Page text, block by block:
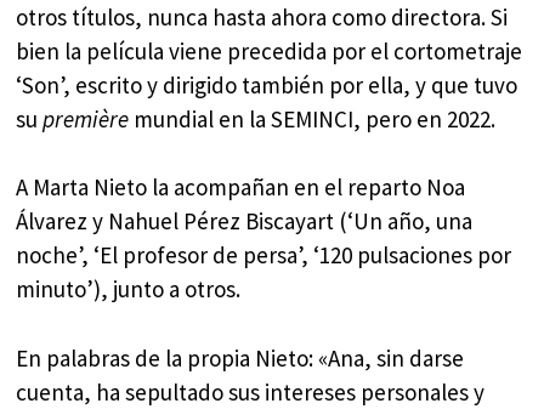
otros títulos, nunca hasta ahora como directora. Si
bien la película viene precedida por el cortometraje
‘Son’, escrito y dirigido también por ella, y que tuvo
supremière mundial en la SEMINCI, pero en 2022.
A Marta Nieto la acompañan en el reparto Noa
Álvarez y Nahuel Pérez Biscayart (‘Un año, una
noche’, ‘El profesor de persa’, ‘120 pulsaciones por
minuto’), junto a otros.
En palabras de la propia Nieto: «Ana, sin darse
cuenta, ha sepultado sus intereses personales y